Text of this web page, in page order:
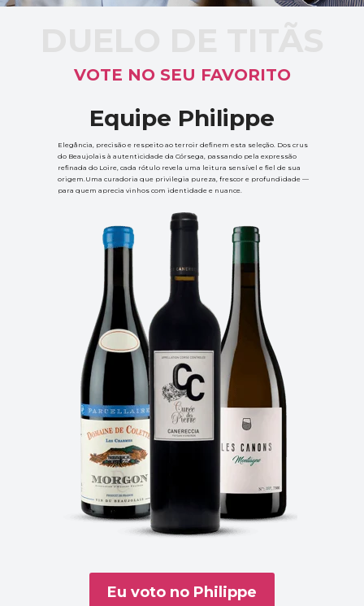
VOTE NO SEU FAVORITO
Equipe Philippe
Elegância, precisão e respeito ao terroir definem esta seleção. Dos crus
do Beaujolais à autenticidade da Córsega, passando pela expressão
refinada do Loire, cada rótulo revela uma leitura sensível e fiel de sua
origem.Uma curadoria que privilegia pureza, frescor e profundidade —
para quem aprecia vinhos com identidade e nuance.
Eu voto no Philippe